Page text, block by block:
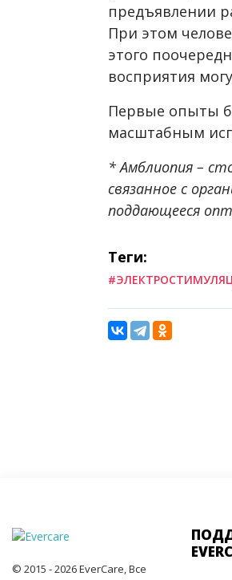
предъявлении
При этом
этого
восприятия
Первые опыты
масштабным
* Амблиопия –
связанное с
поддающееся
Теги:
© 2015 - 2026 EverCare, Все